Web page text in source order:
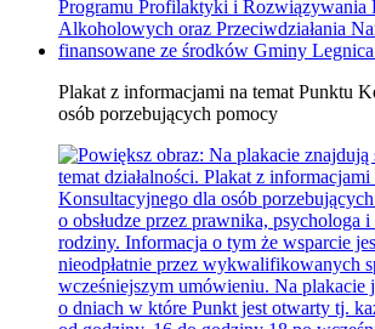
Plakat z informacjami na temat Punktu
osób porzebujących pomocy